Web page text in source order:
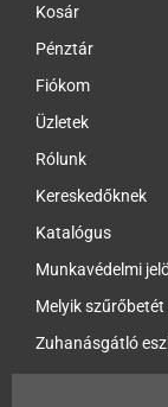
Kosár
Pénztár
Fiókom
Üzletek
Rólunk
Kereskedőknek
Katalógus
Munkavédelmi
Melyik
Zuhanásgátló